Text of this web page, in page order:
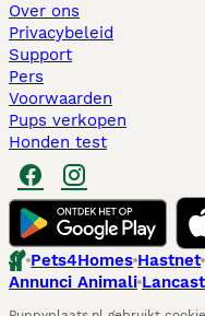
Over ons
Privacybeleid
Support
Pers
Voorwaarden
Pups verkopen
Honden test
Pets4Homes Hastnet
Annunci Animali